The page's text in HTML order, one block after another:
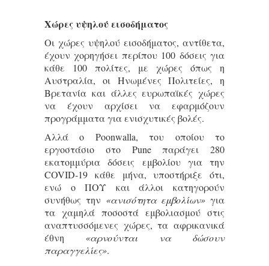
Χώρες υψηλού εισοδήματος
Οι χώρες υψηλού εισοδήματος, αντίθετα,
έχουν χορηγήσει περίπου 100 δόσεις για
κάθε 100 πολίτες, με χώρες όπως η
Αυστραλία, οι Ηνωμένες Πολιτείες, η
Βρετανία και άλλες ευρωπαϊκές χώρες
να έχουν αρχίσει να εφαρμόζουν
προγράμματα για ενισχυτικές βολές.
Αλλά ο Poonwalla, του οποίου το
εργοστάσιο στο Pune παράγει 280
εκατομμύρια δόσεις εμβολίου για την
COVID-19 κάθε μήνα, υποστήριξε ότι,
ενώ ο ΠΟΥ και άλλοι κατηγορούν
συνήθως την «ανισότητα εμβολίων» για
τα χαμηλά ποσοστά εμβολιασμού στις
αναπτυσσόμενες χώρες, τα αφρικανικά
έθνη «αρνούνται να δώσουν
παραγγελίες».